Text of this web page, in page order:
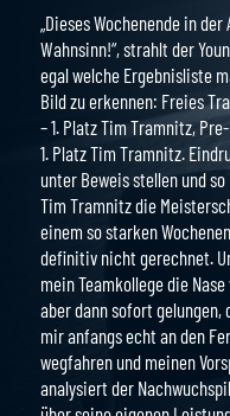
„Dieses Wochenende in
Wahnsinn!“, strahlt der
egal welche Ergebnisliste
Bild zu erkennen: Freies
– 1. Platz Tim Tramnitz,
1. Platz Tim Tramnitz.
unter Beweis stellen und
Tim Tramnitz die
einem so starken
definitiv nicht gerechnet.
mein Teamkollege die
aber dann sofort gelungen,
mir anfangs echt an den
wegfahren und meinen
analysiert der